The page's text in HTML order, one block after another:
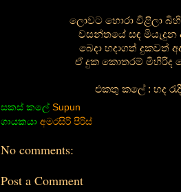
ලොවට හොරා විළිලා
වසන්තයේ සඳ මියැදුන
බෙදා හදාගත් දුකවත්
ඒ දුක කොතරම් මිහිරිද
එකතු කලේ : හද
සකස් කලේ Supun
ගායකයා අමරසිරි පීරිස්
No comments:
Post a Comment